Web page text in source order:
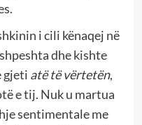
i cili kënaqej në
dhe kishte
gjeti atë të vërtetën,
e tij. Nuk u martua
sentimentale me